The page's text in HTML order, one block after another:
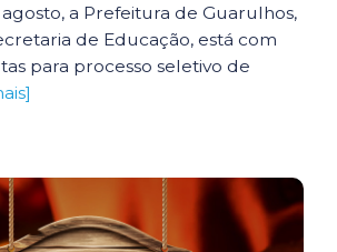
a Prefeitura de Guarulhos,
de Educação, está com
para processo seletivo de